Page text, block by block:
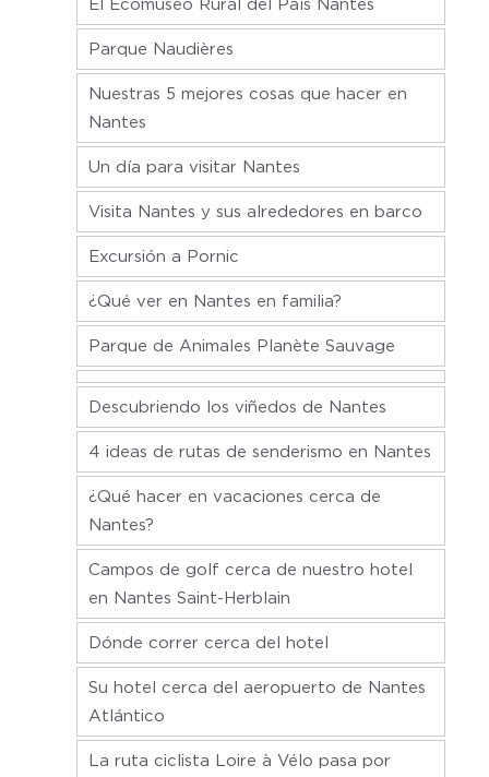
El Ecomuseo Rural del País Nantes
Parque Naudières
Nuestras 5 mejores cosas que hacer en
Nantes
Un día para visitar Nantes
Visita Nantes y sus alrededores en barco
Excursión a Pornic
¿Qué ver en Nantes en familia?
Parque de Animales Planète Sauvage
Descubriendo los viñedos de Nantes
4 ideas de rutas de senderismo en Nantes
¿Qué hacer en vacaciones cerca de
Nantes?
Campos de golf cerca de nuestro hotel
en Nantes Saint-Herblain
Dónde correr cerca del hotel
Su hotel cerca del aeropuerto de Nantes
Atlántico
La ruta ciclista Loire à Vélo pasa por